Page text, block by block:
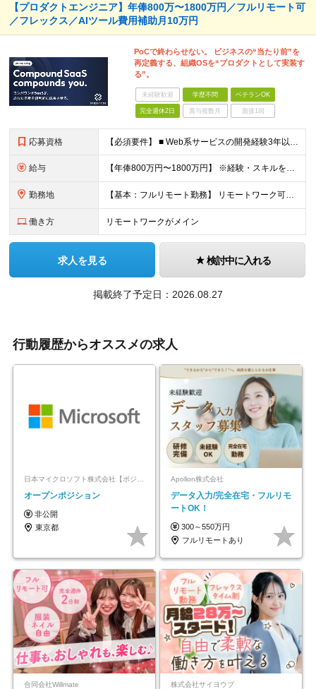
【プロダクトエンジニア】年俸800万〜1800万円／フルリモート可
／フレックス／AIツール費用補助月10万円
PoCで終わらせない。 ビジネスの“当たり前”を
再定義する、組織OSを“プロダクトとして実装す
る”。
未経験歓迎 学歴不問 ベテランOK
完全週休2日 賞与複数月 面接1回
応募資格
給与
勤務地
働き方 リモートワークがメイン
求人を見る 検討中に入れる
掲載終了予定日：2026.08.27
行動履歴からオススメの求人
オープンポジション
非公開
東京都
Apollon株式会社
データ入力/完全在宅・フルリモ
ートOK！
300～550万円
フルリモートあり
合同会社Willmate 株式会社サイヨウブ